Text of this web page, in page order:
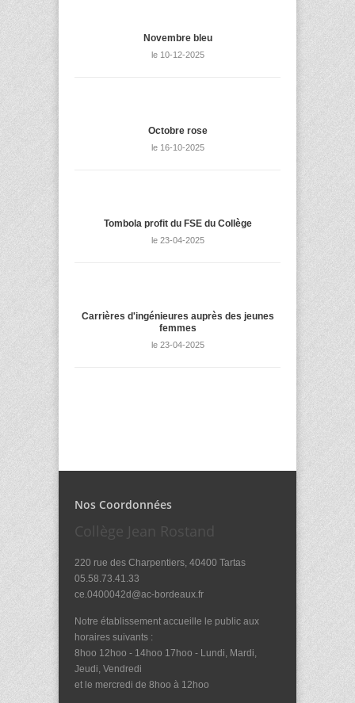
Novembre bleu
le 10-12-2025
Octobre rose
le 16-10-2025
Tombola profit du FSE du Collège
le 23-04-2025
Carrières d'ingénieures auprès des jeunes
femmes
le 23-04-2025
Nos Coordonnées
Collège Jean Rostand
220 rue des Charpentiers, 40400 Tartas
05.58.73.41.33
ce.0400042d@ac-bordeaux.fr
Notre établissement accueille le public aux
horaires suivants :
8hoo 12hoo - 14hoo 17hoo - Lundi, Mardi,
Jeudi, Vendredi
et le mercredi de 8hoo à 12hoo